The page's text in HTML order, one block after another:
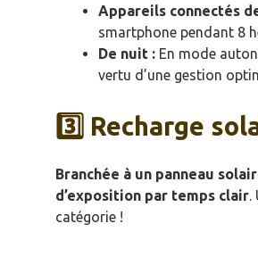
Appareils connectés
smartphone pendant 8
De nuit : En mode
vertu d’une gestion
3️⃣ Recharge
Branchée à un panneau
d’exposition par temps clair.
catégorie !